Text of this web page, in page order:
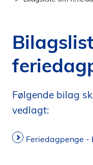
n
h
l
d
p
s
Følgende bilag
vedlagt:
Feriedagpenge -